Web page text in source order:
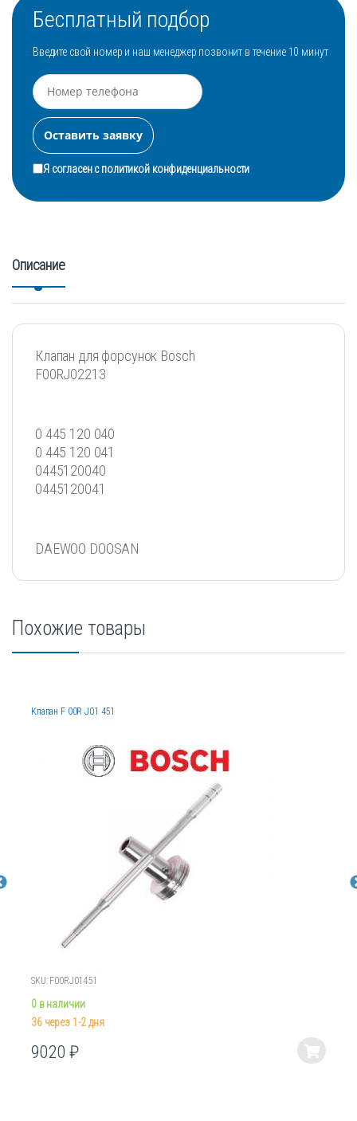
Бесплатный подбор
Введите свой номер и наш менеджер позвонит в течение 10 минут
Я согласен сполитикой конфиденциальности
Описание
Клапан для форсунок Bosch
F00RJ02213
0 445 120 040
0 445 120 041
0445120040
0445120041
DAEWOO DOOSAN
Похожие товары
Клапан F 00R J01 451
SKU: F00RJ01451
0 в наличии
36 через 1-2 дня
9020₽
Этот